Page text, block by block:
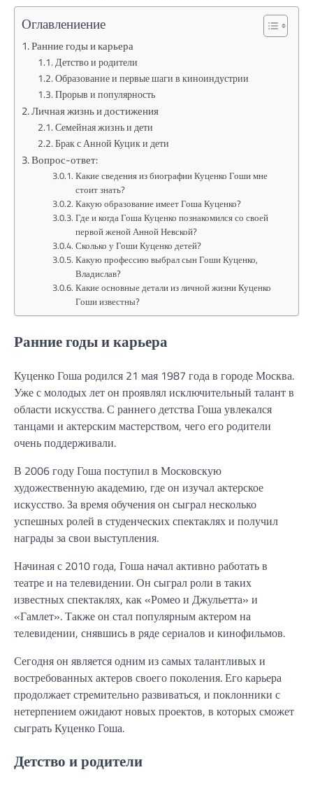
Оглавлениение
Ранние годы и карьера
Детство и родители
Образование и первые шаги в киноиндустрии
Прорыв и популярность
Личная жизнь и достижения
Семейная жизнь и дети
Брак с Анной Куцик и дети
Вопрос-ответ:
Какие сведения из биографии Куценко Гоши мне
стоит знать?
Какую образование имеет Гоша Куценко?
Где и когда Гоша Куценко познакомился со своей
первой женой Анной Невской?
Сколько у Гоши Куценко детей?
Какую профессию выбрал сын Гоши Куценко,
Владислав?
Какие основные детали из личной жизни Куценко
Гоши известны?
Ранние годы и карьера
Куценко Гоша родился 21 мая 1987 года в городе Москва.
Уже с молодых лет он проявлял исключительный талант в
области искусства. С раннего детства Гоша увлекался
танцами и актерским мастерством, чего его родители
очень поддерживали.
В 2006 году Гоша поступил в Московскую
художественную академию, где он изучал актерское
искусство. За время обучения он сыграл несколько
успешных ролей в студенческих спектаклях и получил
награды за свои выступления.
Начиная с 2010 года, Гоша начал активно работать в
театре и на телевидении. Он сыграл роли в таких
известных спектаклях, как «Ромео и Джульетта» и
«Гамлет». Также он стал популярным актером на
телевидении, снявшись в ряде сериалов и кинофильмов.
Сегодня он является одним из самых талантливых и
востребованных актеров своего поколения. Его карьера
продолжает стремительно развиваться, и поклонники с
нетерпением ожидают новых проектов, в которых сможет
сыграть Куценко Гоша.
Детство и родители